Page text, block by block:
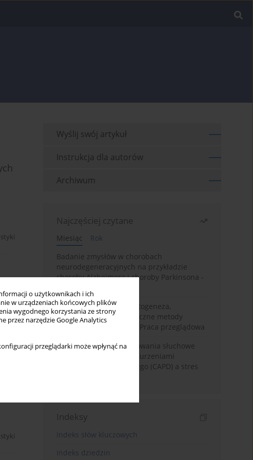
o użytkownikach i ich
w urządzeniach końcowych plików
wygodnego korzystania ze strony
przez narzędzie Google Analytics
przeglądarki może wpłynąć na
Wyślij swój artykuł
Instrukcja dla autorów
Archiwum
Najczęściej czytane
Miesiąc
Rok
Badanie zmysłów w chorobach
neurodegeneracyjnych na przykładzie
choroby Alzheimera i choroby Parkinsona -
Choroba Meniere’a – patogeneza,
diagnostyka, niechirurgiczne metody
leczenia i kontrowersje. Praca przeglądowa
Relacje rodzinne i zachowania słuchowe
dzieci z centralnymi zaburzeniami
przetwarzania słuchowego (CAPD) a stres
Indeksy
Indeks słów kluczowych
Indeks dziedzin